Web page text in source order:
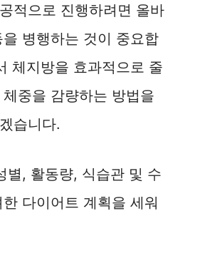
적으로 진행하려면 올바
병행하는 것이 중요합
체지방을 효과적으로 줄
중을 감량하는 방법을
습니다.
별, 활동량, 식습관 및 수
다이어트 계획을 세워